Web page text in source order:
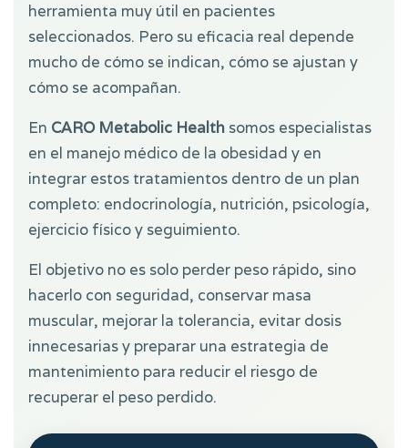
herramienta muy útil en pacientes
seleccionados. Pero su eficacia real depende
mucho de cómo se indican, cómo se ajustan y
cómo se acompañan.
En CARO Metabolic Health somos especialistas
en el manejo médico de la obesidad y en
integrar estos tratamientos dentro de un plan
completo: endocrinología, nutrición, psicología,
ejercicio físico y seguimiento.
El objetivo no es solo perder peso rápido, sino
hacerlo con seguridad, conservar masa
muscular, mejorar la tolerancia, evitar dosis
innecesarias y preparar una estrategia de
mantenimiento para reducir el riesgo de
recuperar el peso perdido.